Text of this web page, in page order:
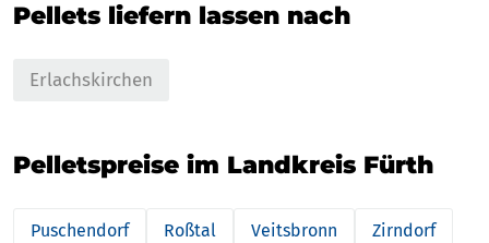
Pellets liefern lassen nach
Erlachskirchen
Pelletspreise im Landkreis Fürth
Puschendorf Roßtal Veitsbronn Zirndorf